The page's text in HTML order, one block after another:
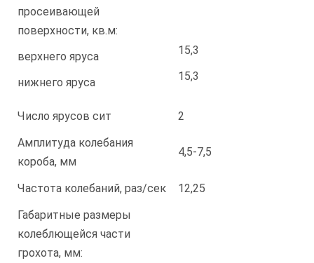
просеивающей
поверхности, кв.м:
верхнего яруса
нижнего яруса
15,3
15,3
Число ярусов сит
2
Амплитуда колебания
короба, мм
4,5-7,5
Частота колебаний, раз/сек
12,25
Габаритные размеры
колеблющейся части
грохота, мм: